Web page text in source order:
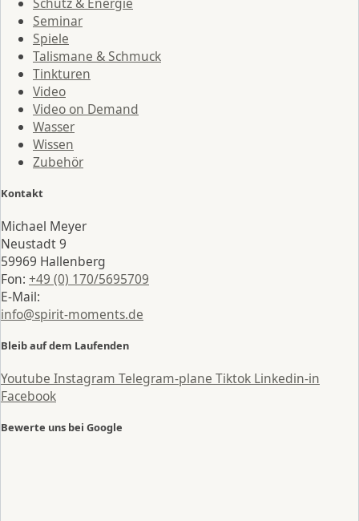
Seminar
Spiele
Talismane & Schmuck
Tinkturen
Video
Video on Demand
Wasser
Wissen
Zubehör
Kontakt
Michael Meyer
Neustadt 9
59969 Hallenberg
Fon: +49 (0) 170/5695709
E-Mail:
info@spirit-moments.de
Bleib auf dem Laufenden
Youtube Instagram Telegram-plane Tiktok Linkedin-in
Facebook
Bewerte uns bei Google